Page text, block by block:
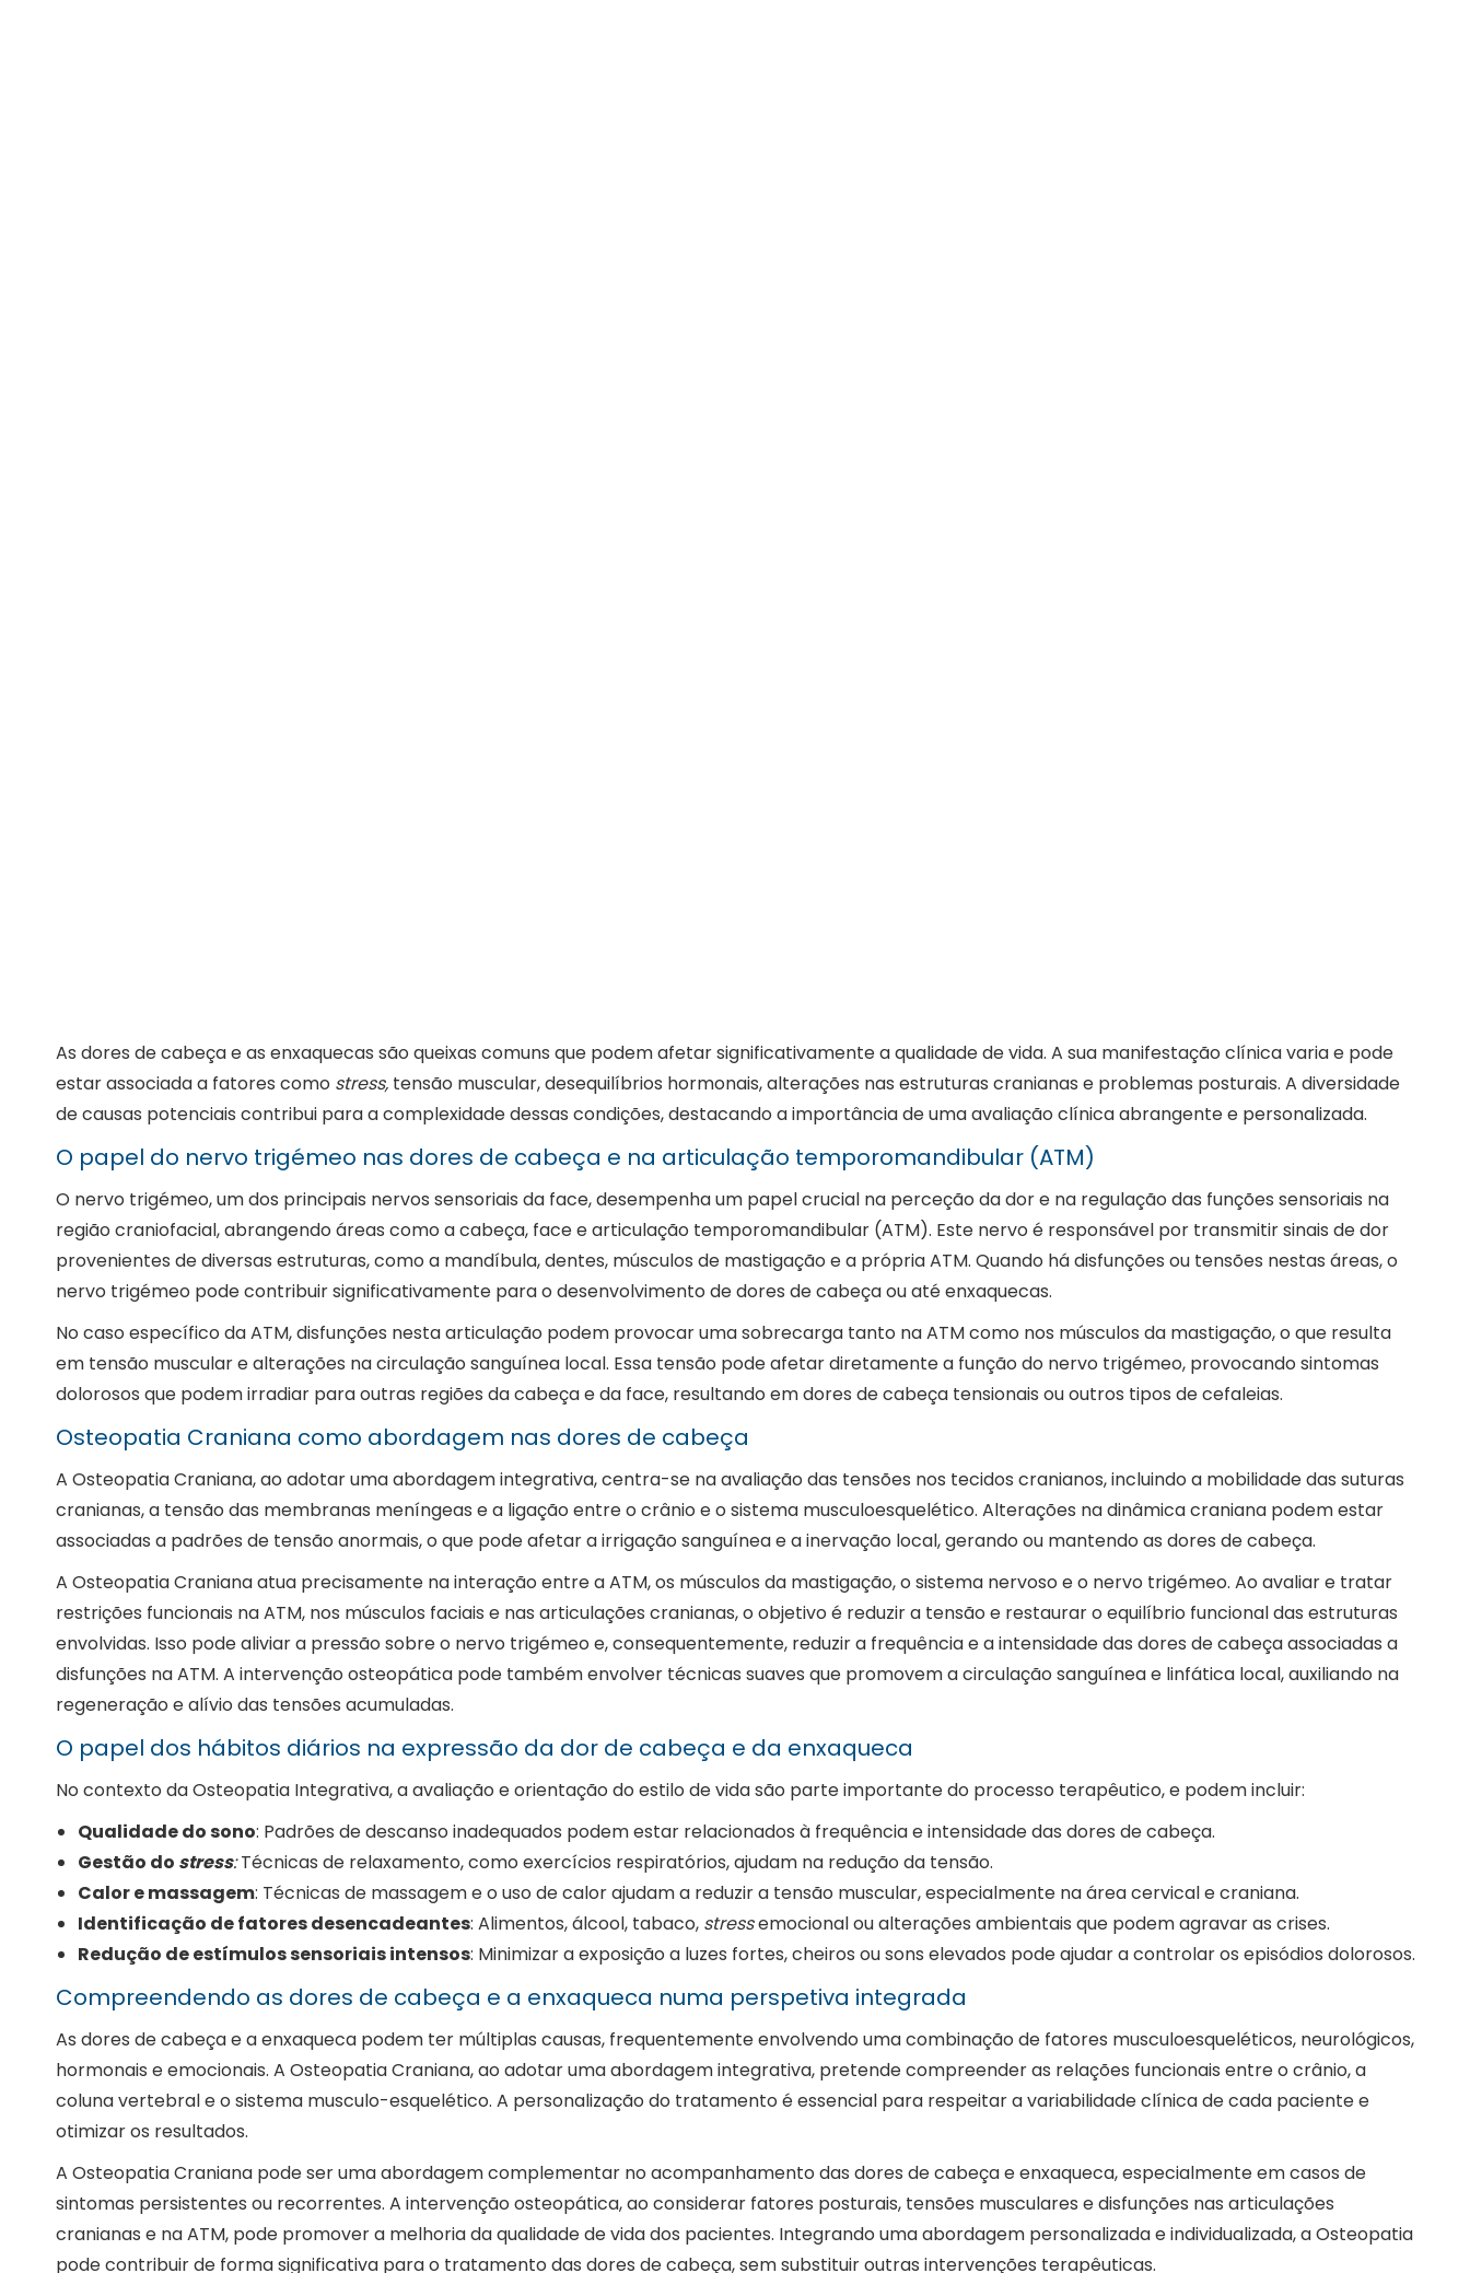
As dores de cabeça e as enxaquecas são queixas comuns que podem afetar significativamente a qualidade de vida. A sua manifestação clínica varia e pode
estar associada a fatores como stress,tensão muscular, desequilíbrios hormonais, alterações nas estruturas cranianas e problemas posturais. A diversidade
de causas potenciais contribui para a complexidade dessas condições, destacando a importância de uma avaliação clínica abrangente e personalizada.
O papel do nervo trigémeo nas dores de cabeça e na articulação temporomandibular (ATM)
O nervo trigémeo, um dos principais nervos sensoriais da face, desempenha um papel crucial na perceção da dor e na regulação das funções sensoriais na
região craniofacial, abrangendo áreas como a cabeça, face e articulação temporomandibular (ATM). Este nervo é responsável por transmitir sinais de dor
provenientes de diversas estruturas, como a mandíbula, dentes, músculos de mastigação e a própria ATM. Quando há disfunções ou tensões nestas áreas, o
nervo trigémeo pode contribuir significativamente para o desenvolvimento de dores de cabeça ou até enxaquecas.
No caso específico da ATM, disfunções nesta articulação podem provocar uma sobrecarga tanto na ATM como nos músculos da mastigação, o que resulta
em tensão muscular e alterações na circulação sanguínea local. Essa tensão pode afetar diretamente a função do nervo trigémeo, provocando sintomas
dolorosos que podem irradiar para outras regiões da cabeça e da face, resultando em dores de cabeça tensionais ou outros tipos de cefaleias.
Osteopatia Craniana como abordagem nas dores de cabeça
A Osteopatia Craniana, ao adotar uma abordagem integrativa, centra-se na avaliação das tensões nos tecidos cranianos, incluindo a mobilidade das suturas
cranianas, a tensão das membranas meníngeas e a ligação entre o crânio e o sistema musculoesquelético. Alterações na dinâmica craniana podem estar
associadas a padrões de tensão anormais, o que pode afetar a irrigação sanguínea e a inervação local, gerando ou mantendo as dores de cabeça.
A Osteopatia Craniana atua precisamente na interação entre a ATM, os músculos da mastigação, o sistema nervoso e o nervo trigémeo. Ao avaliar e tratar
restrições funcionais na ATM, nos músculos faciais e nas articulações cranianas, o objetivo é reduzir a tensão e restaurar o equilíbrio funcional das estruturas
envolvidas. Isso pode aliviar a pressão sobre o nervo trigémeo e, consequentemente, reduzir a frequência e a intensidade das dores de cabeça associadas a
disfunções na ATM. A intervenção osteopática pode também envolver técnicas suaves que promovem a circulação sanguínea e linfática local, auxiliando na
regeneração e alívio das tensões acumuladas.
O papel dos hábitos diários na expressão da dor de cabeça e da enxaqueca
No contexto da Osteopatia Integrativa, a avaliação e orientação do estilo de vida são parte importante do processo terapêutico, e podem incluir:
Qualidade do sono: Padrões de descanso inadequados podem estar relacionados à frequência e intensidade das dores de cabeça.
Gestão do stress:Técnicas de relaxamento, como exercícios respiratórios, ajudam na redução da tensão.
Calor e massagem: Técnicas de massagem e o uso de calor ajudam a reduzir a tensão muscular, especialmente na área cervical e craniana.
Identificação de fatores desencadeantes: Alimentos, álcool, tabaco, stressemocional ou alterações ambientais que podem agravar as crises.
Redução de estímulos sensoriais intensos: Minimizar a exposição a luzes fortes, cheiros ou sons elevados pode ajudar a controlar os episódios dolorosos.
Compreendendo as dores de cabeça e a enxaqueca numa perspetiva integrada
As dores de cabeça e a enxaqueca podem ter múltiplas causas, frequentemente envolvendo uma combinação de fatores musculoesqueléticos, neurológicos,
hormonais e emocionais. A Osteopatia Craniana, ao adotar uma abordagem integrativa, pretende compreender as relações funcionais entre o crânio, a
coluna vertebral e o sistema musculo-esquelético. A personalização do tratamento é essencial para respeitar a variabilidade clínica de cada paciente e
otimizar os resultados.
A Osteopatia Craniana pode ser uma abordagem complementar no acompanhamento das dores de cabeça e enxaqueca, especialmente em casos de
sintomas persistentes ou recorrentes. A intervenção osteopática, ao considerar fatores posturais, tensões musculares e disfunções nas articulações
cranianas e na ATM, pode promover a melhoria da qualidade de vida dos pacientes. Integrando uma abordagem personalizada e individualizada, a Osteopatia
pode contribuir de forma significativa para o tratamento das dores de cabeça, sem substituir outras intervenções terapêuticas.